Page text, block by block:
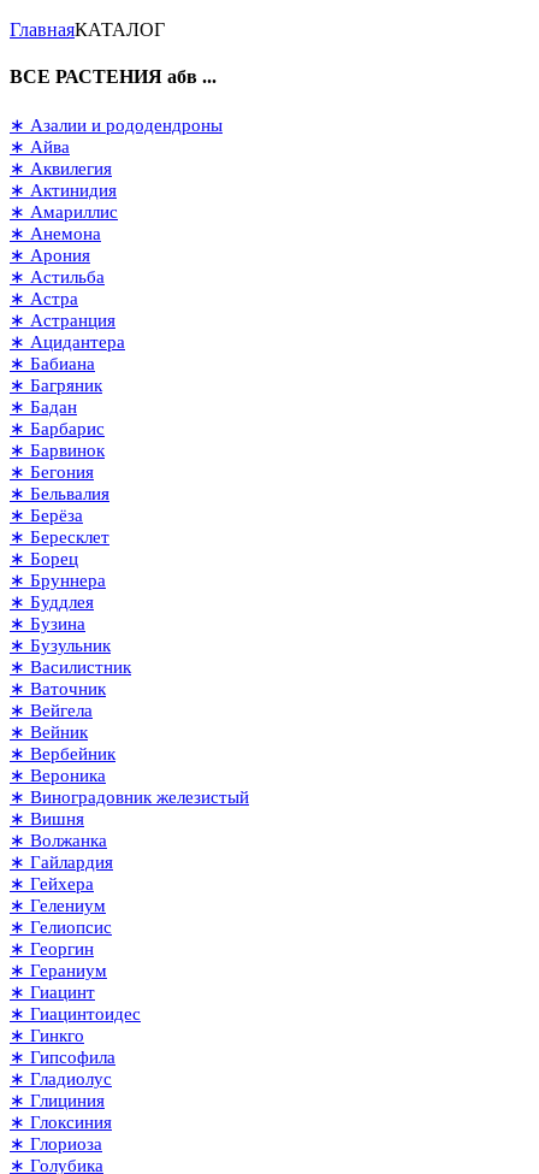
ГлавнаяКАТАЛОГ
ВСЕ РАСТЕНИЯ абв ...
∗ Азалии и рододендроны
∗ Айва
∗ Аквилегия
∗ Актинидия
∗ Амариллис
∗ Анемона
∗ Арония
∗ Астильба
∗ Астра
∗ Астранция
∗ Ацидантера
∗ Бабиана
∗ Багряник
∗ Бадан
∗ Барбарис
∗ Барвинок
∗ Бегония
∗ Бельвалия
∗ Берёза
∗ Бересклет
∗ Борец
∗ Бруннера
∗ Буддлея
∗ Бузина
∗ Бузульник
∗ Василистник
∗ Ваточник
∗ Вейгела
∗ Вейник
∗ Вербейник
∗ Вероника
∗ Виноградовник железистый
∗ Вишня
∗ Волжанка
∗ Гайлардия
∗ Гейхера
∗ Гелениум
∗ Гелиопсис
∗ Георгин
∗ Гераниум
∗ Гиацинт
∗ Гиацинтоидес
∗ Гинкго
∗ Гипсофила
∗ Гладиолус
∗ Глициния
∗ Глоксиния
∗ Глориоза
∗ Голубика